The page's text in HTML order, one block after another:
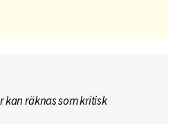
kan räknas som kritisk